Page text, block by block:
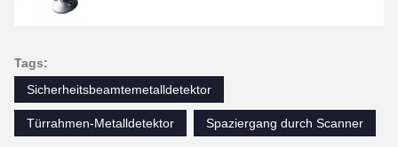
Tags:
Sicherheitsbeamtemetalldetektor
Türrahmen-Metalldetektor Spaziergang durch Scanner